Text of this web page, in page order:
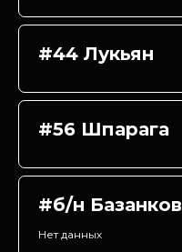
#44 Лукьян
#56 Шпарага
#б/н Базанков
Нет данных